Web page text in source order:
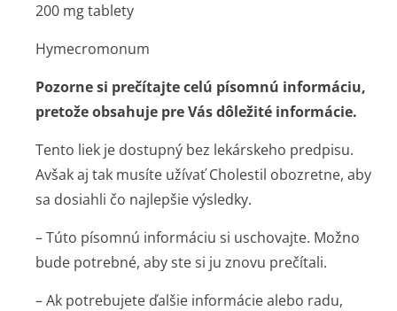
200 mg tablety
Hymecromonum
Pozorne si prečítajte celú písomnú informáciu,
pretože obsahuje pre Vás dôležité informácie.
Tento liek je dostupný bez lekárskeho predpisu.
Avšak aj tak musíte užívať Cholestil obozretne, aby
sa dosiahli čo najlepšie výsledky.
– Túto písomnú informáciu si uschovajte. Možno
bude potrebné, aby ste si ju znovu prečítali.
– Ak potrebujete ďalšie informácie alebo radu,